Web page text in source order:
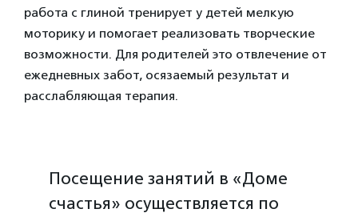
работа с глиной тренирует у детей мелкую
моторику и помогает реализовать творческие
возможности. Для родителей это отвлечение от
ежедневных забот, осязаемый результат и
расслабляющая терапия.
Посещение занятий в «Доме
счастья» осуществляется по